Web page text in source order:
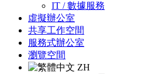
IT / 數據服務
虛擬辦公室
共享工作空間
服務式辦公室
瀏覽空間
ZH